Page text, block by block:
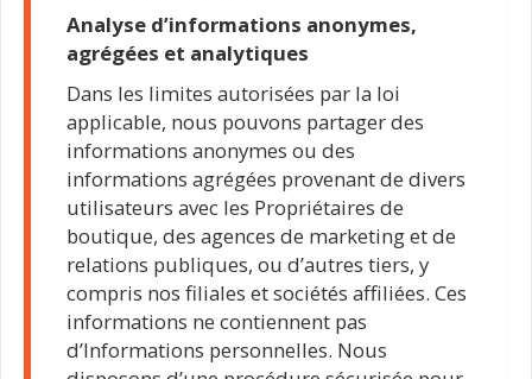
Analyse d’informations anonymes,
agrégées et analytiques
Dans les limites autorisées par la loi
applicable, nous pouvons partager des
informations anonymes ou des
informations agrégées provenant de divers
utilisateurs avec les Propriétaires de
boutique, des agences de marketing et de
relations publiques, ou d’autres tiers, y
compris nos filiales et sociétés affiliées. Ces
informations ne contiennent pas
d’Informations personnelles. Nous